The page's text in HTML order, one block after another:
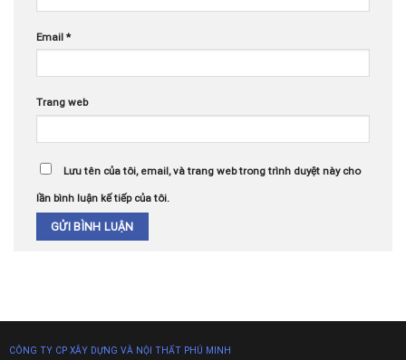
Email *
Trang web
Lưu tên của tôi, email, và trang web trong trình duyệt này cho
lần bình luận kế tiếp của tôi.
CÔNG TY CP XÂY DỰNG VÀ NỘI THẤT PHÚ MINH